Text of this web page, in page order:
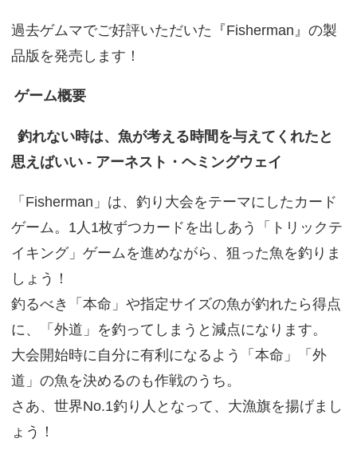
過去ゲムマでご好評いただいた『Fisherman』の製
品版を発売します！
ゲーム概要
釣れない時は、魚が考える時間を与えてくれたと
思えばいい - アーネスト・ヘミングウェイ
「Fisherman」は、釣り大会をテーマにしたカード
ゲーム。1人1枚ずつカードを出しあう「トリックテ
イキング」ゲームを進めながら、狙った魚を釣りま
しょう！
釣るべき「本命」や指定サイズの魚が釣れたら得点
に、「外道」を釣ってしまうと減点になります。
大会開始時に自分に有利になるよう「本命」「外
道」の魚を決めるのも作戦のうち。
さあ、世界No.1釣り人となって、大漁旗を揚げまし
ょう！